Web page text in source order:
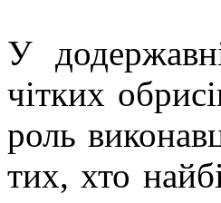
У
чітких
роль
тих, хто